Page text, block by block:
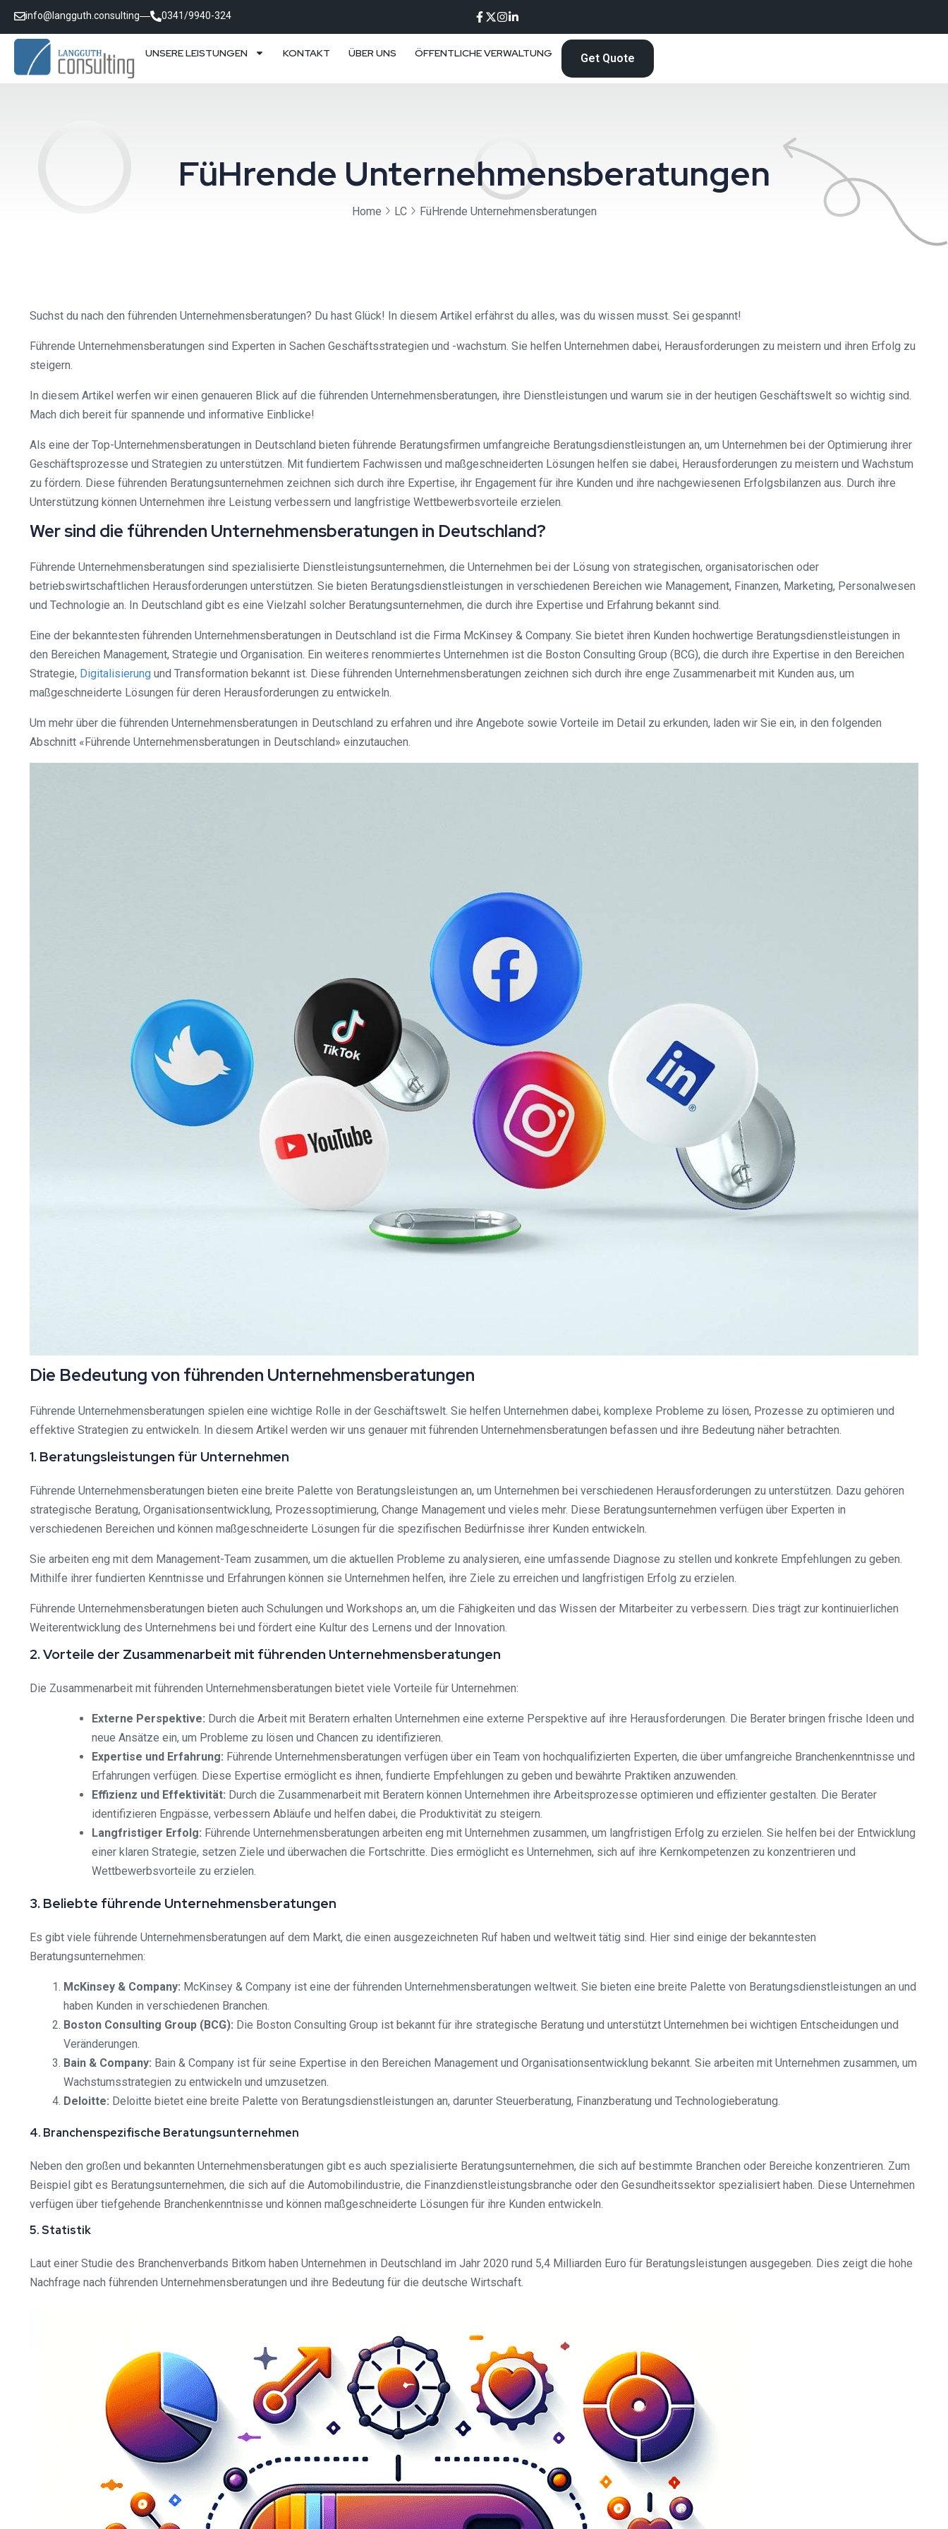
info@langguth.consulting 0341/9940-324
UNSERE LEISTUNGEN KONTAKT ÜBER UNS ÖFFENTLICHE VERWALTUNG Get Quote
FüHrende Unternehmensberatungen
Home LC FüHrende Unternehmensberatungen
Suchst du nach den führenden Unternehmensberatungen? Du hast Glück! In diesem Artikel erfährst du alles, was du wissen musst. Sei gespannt!
Führende Unternehmensberatungen sind Experten in Sachen Geschäftsstrategien und -wachstum. Sie helfen Unternehmen dabei, Herausforderungen zu meistern und ihren Erfolg zu
steigern.
In diesem Artikel werfen wir einen genaueren Blick auf die führenden Unternehmensberatungen, ihre Dienstleistungen und warum sie in der heutigen Geschäftswelt so wichtig sind.
Mach dich bereit für spannende und informative Einblicke!
Als eine der Top-Unternehmensberatungen in Deutschland bieten führende Beratungsfirmen umfangreiche Beratungsdienstleistungen an, um Unternehmen bei der Optimierung ihrer
Geschäftsprozesse und Strategien zu unterstützen. Mit fundiertem Fachwissen und maßgeschneiderten Lösungen helfen sie dabei, Herausforderungen zu meistern und Wachstum
zu fördern. Diese führenden Beratungsunternehmen zeichnen sich durch ihre Expertise, ihr Engagement für ihre Kunden und ihre nachgewiesenen Erfolgsbilanzen aus. Durch ihre
Unterstützung können Unternehmen ihre Leistung verbessern und langfristige Wettbewerbsvorteile erzielen.
Wer sind die führenden Unternehmensberatungen in Deutschland?
Führende Unternehmensberatungen sind spezialisierte Dienstleistungsunternehmen, die Unternehmen bei der Lösung von strategischen, organisatorischen oder
betriebswirtschaftlichen Herausforderungen unterstützen. Sie bieten Beratungsdienstleistungen in verschiedenen Bereichen wie Management, Finanzen, Marketing, Personalwesen
und Technologie an. In Deutschland gibt es eine Vielzahl solcher Beratungsunternehmen, die durch ihre Expertise und Erfahrung bekannt sind.
Eine der bekanntesten führenden Unternehmensberatungen in Deutschland ist die Firma McKinsey & Company. Sie bietet ihren Kunden hochwertige Beratungsdienstleistungen in
den Bereichen Management, Strategie und Organisation. Ein weiteres renommiertes Unternehmen ist die Boston Consulting Group (BCG), die durch ihre Expertise in den Bereichen
Strategie, Digitalisierung und Transformation bekannt ist. Diese führenden Unternehmensberatungen zeichnen sich durch ihre enge Zusammenarbeit mit Kunden aus, um
maßgeschneiderte Lösungen für deren Herausforderungen zu entwickeln.
Um mehr über die führenden Unternehmensberatungen in Deutschland zu erfahren und ihre Angebote sowie Vorteile im Detail zu erkunden, laden wir Sie ein, in den folgenden
Abschnitt «Führende Unternehmensberatungen in Deutschland» einzutauchen.
Die Bedeutung von führenden Unternehmensberatungen
Führende Unternehmensberatungen spielen eine wichtige Rolle in der Geschäftswelt. Sie helfen Unternehmen dabei, komplexe Probleme zu lösen, Prozesse zu optimieren und
effektive Strategien zu entwickeln. In diesem Artikel werden wir uns genauer mit führenden Unternehmensberatungen befassen und ihre Bedeutung näher betrachten.
1. Beratungsleistungen für Unternehmen
Führende Unternehmensberatungen bieten eine breite Palette von Beratungsleistungen an, um Unternehmen bei verschiedenen Herausforderungen zu unterstützen. Dazu gehören
strategische Beratung, Organisationsentwicklung, Prozessoptimierung, Change Management und vieles mehr. Diese Beratungsunternehmen verfügen über Experten in
verschiedenen Bereichen und können maßgeschneiderte Lösungen für die spezifischen Bedürfnisse ihrer Kunden entwickeln.
Sie arbeiten eng mit dem Management-Team zusammen, um die aktuellen Probleme zu analysieren, eine umfassende Diagnose zu stellen und konkrete Empfehlungen zu geben.
Mithilfe ihrer fundierten Kenntnisse und Erfahrungen können sie Unternehmen helfen, ihre Ziele zu erreichen und langfristigen Erfolg zu erzielen.
Führende Unternehmensberatungen bieten auch Schulungen und Workshops an, um die Fähigkeiten und das Wissen der Mitarbeiter zu verbessern. Dies trägt zur kontinuierlichen
Weiterentwicklung des Unternehmens bei und fördert eine Kultur des Lernens und der Innovation.
2. Vorteile der Zusammenarbeit mit führenden Unternehmensberatungen
Die Zusammenarbeit mit führenden Unternehmensberatungen bietet viele Vorteile für Unternehmen:
Externe Perspektive: Durch die Arbeit mit Beratern erhalten Unternehmen eine externe Perspektive auf ihre Herausforderungen. Die Berater bringen frische Ideen und
neue Ansätze ein, um Probleme zu lösen und Chancen zu identifizieren.
Expertise und Erfahrung: Führende Unternehmensberatungen verfügen über ein Team von hochqualifizierten Experten, die über umfangreiche Branchenkenntnisse und
Erfahrungen verfügen. Diese Expertise ermöglicht es ihnen, fundierte Empfehlungen zu geben und bewährte Praktiken anzuwenden.
Effizienz und Effektivität: Durch die Zusammenarbeit mit Beratern können Unternehmen ihre Arbeitsprozesse optimieren und effizienter gestalten. Die Berater
identifizieren Engpässe, verbessern Abläufe und helfen dabei, die Produktivität zu steigern.
Langfristiger Erfolg: Führende Unternehmensberatungen arbeiten eng mit Unternehmen zusammen, um langfristigen Erfolg zu erzielen. Sie helfen bei der Entwicklung
einer klaren Strategie, setzen Ziele und überwachen die Fortschritte. Dies ermöglicht es Unternehmen, sich auf ihre Kernkompetenzen zu konzentrieren und
Wettbewerbsvorteile zu erzielen.
3. Beliebte führende Unternehmensberatungen
Es gibt viele führende Unternehmensberatungen auf dem Markt, die einen ausgezeichneten Ruf haben und weltweit tätig sind. Hier sind einige der bekanntesten
Beratungsunternehmen:
McKinsey & Company: McKinsey & Company ist eine der führenden Unternehmensberatungen weltweit. Sie bieten eine breite Palette von Beratungsdienstleistungen an und
haben Kunden in verschiedenen Branchen.
Boston Consulting Group (BCG): Die Boston Consulting Group ist bekannt für ihre strategische Beratung und unterstützt Unternehmen bei wichtigen Entscheidungen und
Veränderungen.
Bain & Company: Bain & Company ist für seine Expertise in den Bereichen Management und Organisationsentwicklung bekannt. Sie arbeiten mit Unternehmen zusammen, um
Wachstumsstrategien zu entwickeln und umzusetzen.
Deloitte: Deloitte bietet eine breite Palette von Beratungsdienstleistungen an, darunter Steuerberatung, Finanzberatung und Technologieberatung.
4. Branchenspezifische Beratungsunternehmen
Neben den großen und bekannten Unternehmensberatungen gibt es auch spezialisierte Beratungsunternehmen, die sich auf bestimmte Branchen oder Bereiche konzentrieren. Zum
Beispiel gibt es Beratungsunternehmen, die sich auf die Automobilindustrie, die Finanzdienstleistungsbranche oder den Gesundheitssektor spezialisiert haben. Diese Unternehmen
verfügen über tiefgehende Branchenkenntnisse und können maßgeschneiderte Lösungen für ihre Kunden entwickeln.
5. Statistik
Laut einer Studie des Branchenverbands Bitkom haben Unternehmen in Deutschland im Jahr 2020 rund 5,4 Milliarden Euro für Beratungsleistungen ausgegeben. Dies zeigt die hohe
Nachfrage nach führenden Unternehmensberatungen und ihre Bedeutung für die deutsche Wirtschaft.